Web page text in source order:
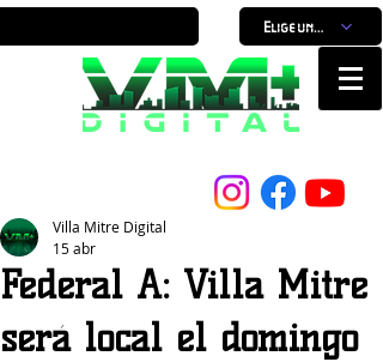
Elige un horario
Federal A: Villa Mitre
será local el domingo
Villa Mitre Digital
15 abr